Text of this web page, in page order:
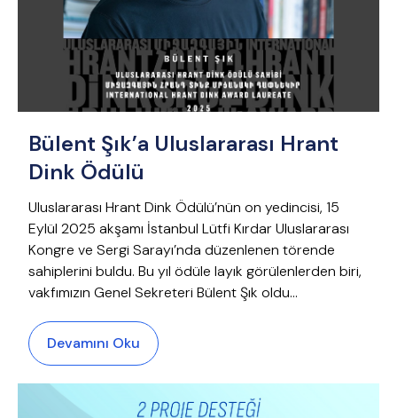
Bülent Şık’a Uluslararası Hrant
Dink Ödülü
Uluslararası Hrant Dink Ödülü’nün on yedincisi, 15
Eylül 2025 akşamı İstanbul Lütfi Kırdar Uluslararası
Kongre ve Sergi Sarayı’nda düzenlenen törende
sahiplerini buldu. Bu yıl ödüle layık görülenlerden biri,
vakfımızın Genel Sekreteri Bülent Şık oldu…
Devamını Oku